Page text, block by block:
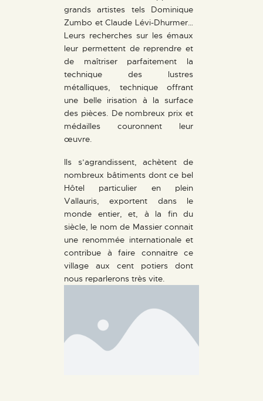
grands artistes tels Dominique
Zumbo et Claude Lévi-Dhurmer…
Leurs recherches sur les émaux
leur permettent de reprendre et
de maîtriser parfaitement la
technique des lustres
métalliques, technique offrant
une belle irisation à la surface
des pièces. De nombreux prix et
médailles couronnent leur
œuvre.
Ils s’agrandissent, achètent de
nombreux bâtiments dont ce bel
Hôtel particulier en plein
Vallauris, exportent dans le
monde entier, et, à la fin du
siècle, le nom de Massier connait
une renommée internationale et
contribue à faire connaitre ce
village aux cent potiers dont
nous reparlerons très vite.